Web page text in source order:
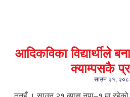
आदिकविका विद्यार्थीले
क्याम्पसकै
साउन २१,